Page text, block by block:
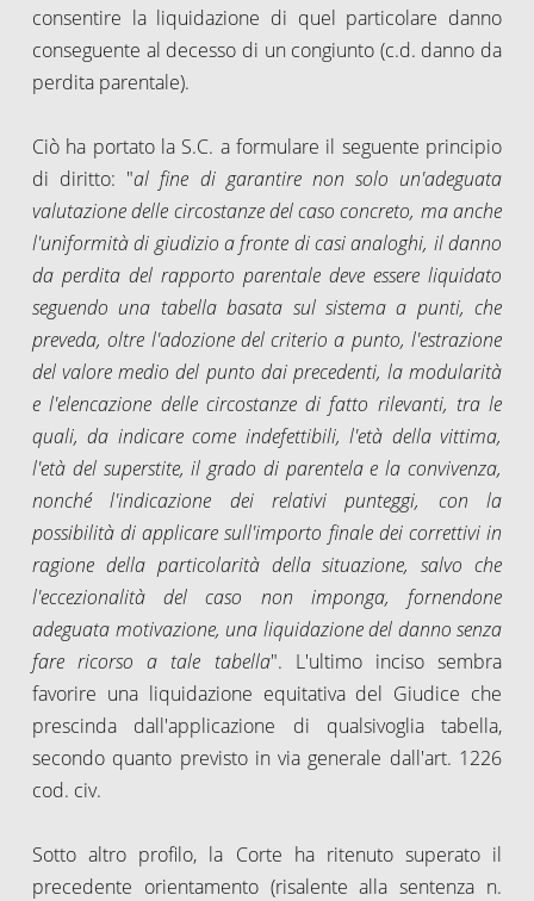
consentire la liquidazione di quel particolare danno
conseguente al decesso di un congiunto (c.d. danno da
perdita parentale).
Ciò ha portato la S.C. a formulare il seguente principio
di diritto: "al fine di garantire non solo un'adeguata
valutazione delle circostanze del caso concreto, ma anche
l'uniformità di giudizio a fronte di casi analoghi, il danno
da perdita del rapporto parentale deve essere liquidato
seguendo una tabella basata sul sistema a punti, che
preveda, oltre l'adozione del criterio a punto, l'estrazione
del valore medio del punto dai precedenti, la modularità
e l'elencazione delle circostanze di fatto rilevanti, tra le
quali, da indicare come indefettibili, l'età della vittima,
l'età del superstite, il grado di parentela e la convivenza,
nonché l'indicazione dei relativi punteggi, con la
possibilità di applicare sull'importo finale dei correttivi in
ragione della particolarità della situazione, salvo che
l'eccezionalità del caso non imponga, fornendone
adeguata motivazione, una liquidazione del danno senza
fare ricorso a tale tabella". L'ultimo inciso sembra
favorire una liquidazione equitativa del Giudice che
prescinda dall'applicazione di qualsivoglia tabella,
secondo quanto previsto in via generale dall'art. 1226
cod. civ.
Sotto altro profilo, la Corte ha ritenuto superato il
precedente orientamento (risalente alla sentenza n.